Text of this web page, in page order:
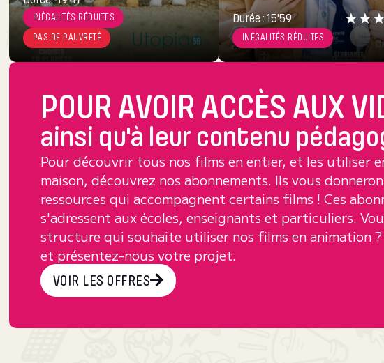
INÉGALITÉS RÉDUITES
PAS DE PAUVRETÉ
INÉGALITÉS RÉDUITES
PAS DE PAUVRETÉ
Durée : 15'59
INÉGALITÉS RÉDUITES
Durée : 15'59
INÉGALITÉS RÉDUITES
POUR AVOIR ACCÈS AUX
ainsi qu'à leur contenu
Pour découvrir tous nos films en entier, et les utiliser
maison, découvrez nos abonnements. Ils vous
ressources qui accompagnent certains films ! Ces
s'adressent aux écoles, enseignants et particuliers.
structure qui souhaite utiliser nos films en animation
et présentez-nous votre projet.
VOIR LES OFFRES